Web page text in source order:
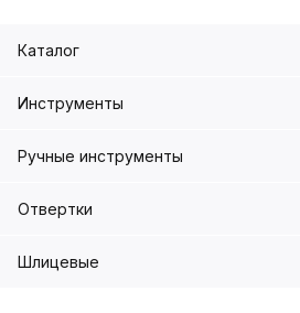
Каталог
Инструменты
Ручные инструменты
Отвертки
Шлицевые